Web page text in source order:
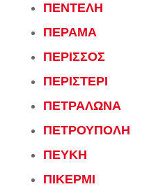
ΠΕΝΤΕΛΗ
ΠΕΡΑΜΑ
ΠΕΡΙΣΣΟΣ
ΠΕΡΙΣΤΕΡΙ
ΠΕΤΡΑΛΩΝΑ
ΠΕΤΡΟΥΠΟΛΗ
ΠΕΥΚΗ
ΠΙΚΕΡΜΙ